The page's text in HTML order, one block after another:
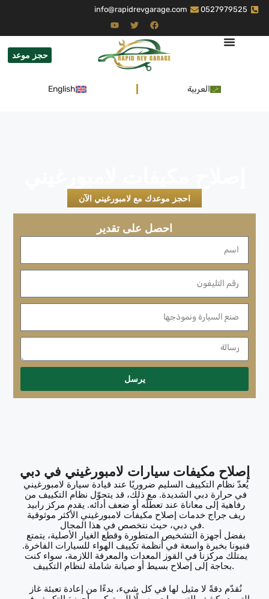
0527979525
info@rapidrevgarage.com
حجز موعد
العربية English
احجز موعدك مع لامبورغيني الآن
احصل على تقدير
يرسل
إصلاح مكيفات سيارات لامبورغيني في دبي
في دبي، حيث نتخصص في هذا المجال.
بحاجة إلى إصلاح بسيط أو صيانة شاملة لنظام التكييف.